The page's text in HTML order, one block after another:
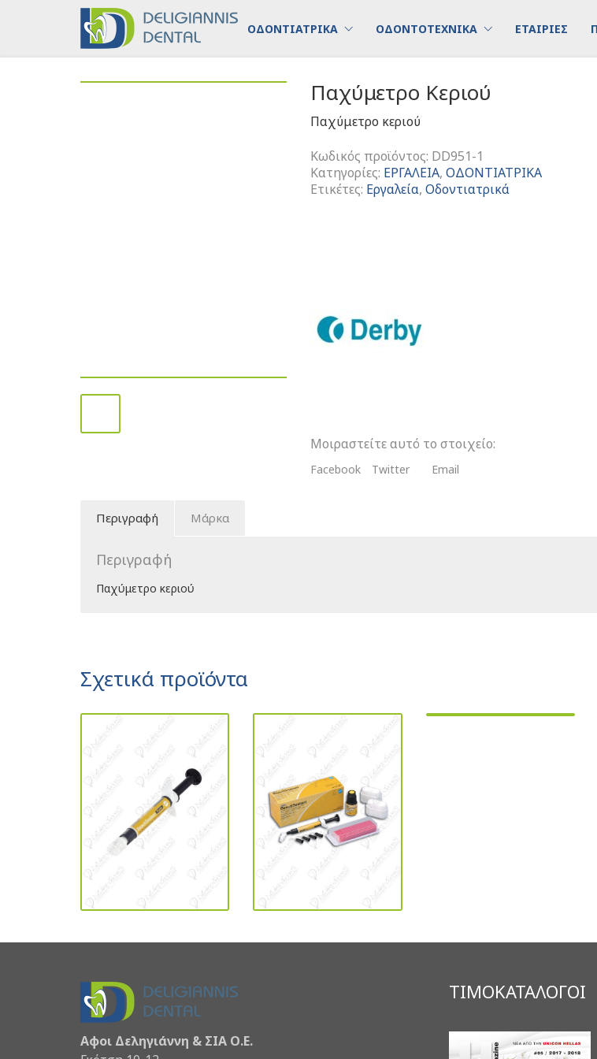
ΟΔΟΝΤΙΑΤΡΙΚΑ ΟΔΟΝΤΟΤΕΧΝΙΚΑ ΕΤΑΙΡΙΕΣ
Παχύμετρο Κεριού
Παχύμετρο κεριού
Κωδικός προϊόντος: DD951-1
Κατηγορίες: ΕΡΓΑΛΕΙΑ,ΟΔΟΝΤΙΑΤΡΙΚΑ
Ετικέτες: Εργαλεία,Οδοντιατρικά
Μοιραστείτε αυτό το στοιχείο:
Facebook Twitter Email
Περιγραφή Μάρκα
Περιγραφή
Παχύμετρο κεριού
Σχετικά προϊόντα
Αφοι Δεληγιάννη & ΣΙΑ Ο.Ε.
ΤΙΜΟΚΑΤΑΛΟΓΟΙ